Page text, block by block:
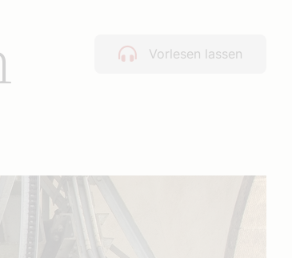
Vorlesen lassen